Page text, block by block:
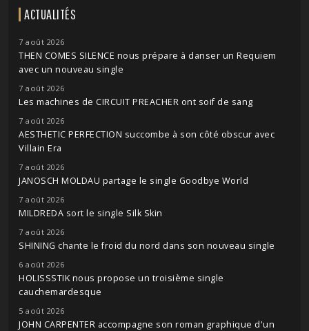
ACTUALITÉS
7 août 2026
THEN COMES SILENCE nous prépare à danser un Requiem
avec un nouveau single
7 août 2026
Les machines de CIRCUIT PREACHER ont soif de sang
7 août 2026
AESTHETIC PERFECTION succombe à son côté obscur avec
Villain Era
7 août 2026
JANOSCH MOLDAU partage le single Goodbye World
7 août 2026
MILDREDA sort le single Silk Skin
7 août 2026
SHINING chante le froid du nord dans son nouveau single
6 août 2026
HOLISSSTIK nous propose un troisième single
cauchemardesque
5 août 2026
JOHN CARPENTER accompagne son roman graphique d'un